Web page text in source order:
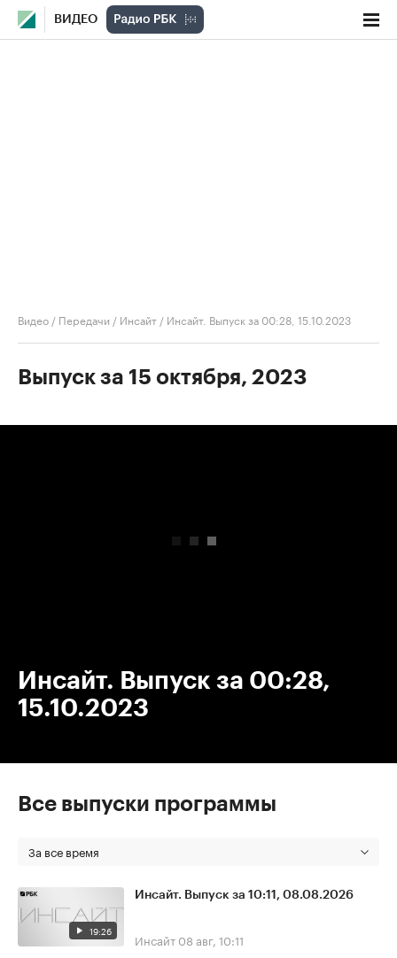
ВИДЕО
Видео / Передачи / Инсайт / Инсайт. Выпуск за 00:28, 15.10.2023
Выпуск за 15 октября, 2023
Инсайт. Выпуск за 00:28,
15.10.2023
Все выпуски программы
За все время
19:26
Инсайт. Выпуск за 10:11, 08.08.2026
Инсайт 08 авг, 10:11